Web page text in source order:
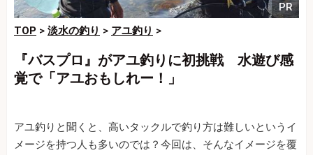
PR
TOP > 淡水の釣り > アユ釣り >
『バスプロ』がアユ釣りに初挑戦 水遊び感
覚で「アユおもしれー！」
アユ釣りと聞くと、高いタックルで釣り方は難しいというイ
メージを持つ人も多いのでは？今回は、そんなイメージを覆